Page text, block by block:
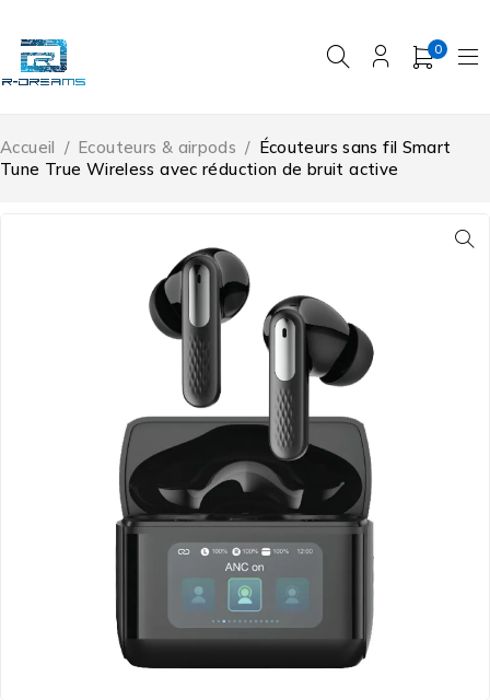
0
Accueil / Ecouteurs & airpods / Écouteurs sans fil Smart
Tune True Wireless avec réduction de bruit active